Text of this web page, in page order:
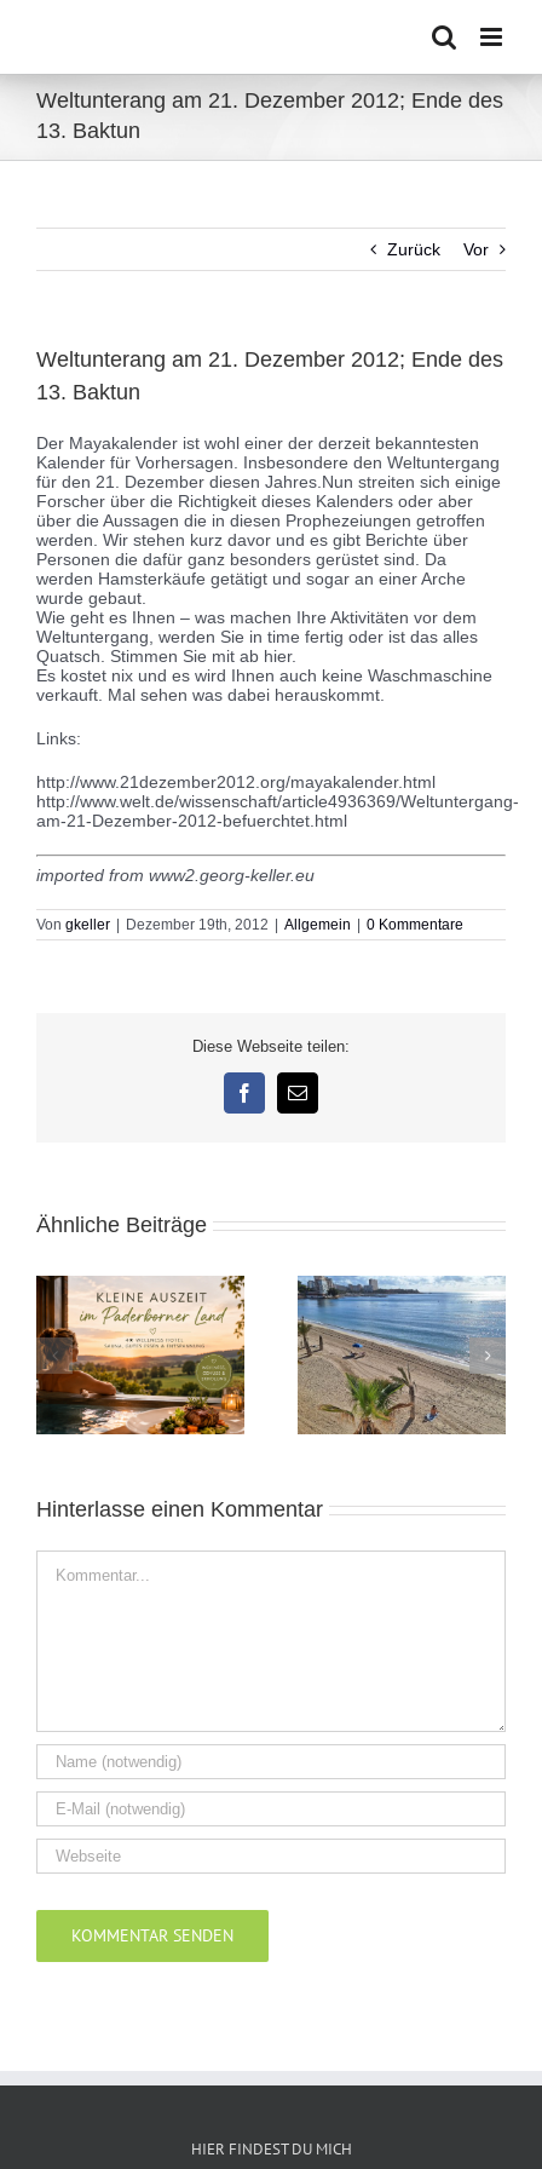
Weltunterang am 21. Dezember 2012; Ende des
13. Baktun
Zurück Vor
Weltunterang am 21. Dezember 2012; Ende des
13. Baktun
Der Mayakalender ist wohl einer der derzeit bekanntesten
Kalender für Vorhersagen. Insbesondere den Weltuntergang
für den 21. Dezember diesen Jahres. Nun streiten sich einige
Forscher über die Richtigkeit dieses Kalenders oder aber
über die Aussagen die in diesen Prophezeiungen getroffen
werden. Wir stehen kurz davor und es gibt Berichte über
Personen die dafür ganz besonders gerüstet sind. Da
werden Hamsterkäufe getätigt und sogar an einer Arche
wurde gebaut.
Wie geht es Ihnen – was machen Ihre Aktivitäten vor dem
Weltuntergang, werden Sie in time fertig oder ist das alles
Quatsch. Stimmen Sie mit ab hier.
Es kostet nix und es wird Ihnen auch keine Waschmaschine
verkauft. Mal sehen was dabei herauskommt.
Links:
http://www.21dezember2012.org/mayakalender.html
http://www.welt.de/wissenschaft/article4936369/Weltuntergang-
am-21-Dezember-2012-befuerchtet.html
imported from www2.georg-keller.eu
Von gkeller | Dezember 19th, 2012 | Allgemein | 0 Kommentare
Diese Webseite teilen:
Facebook
E-
Mail
Ähnliche Beiträge
Alicante November
2025: Sonnige Auszeit
Heide 2025:
Norddeutsches
Wochenende
Hinterlasse einen Kommentar
Kommentar
HIER FINDEST DU MICH